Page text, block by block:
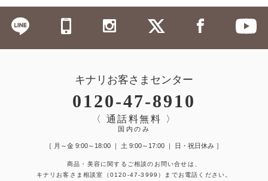
キナリお客さまセンター
0120-47-8910
〈 通話料無料 〉
国内のみ
［ 月～金 9:00～18:00 ｜ 土 9:00～17:00 ｜ 日・祝日休み ］
商品・美容に関するご相談のお問い合せは、
キナリお客さま相談室
（0120-47-3999）
までお電話ください。